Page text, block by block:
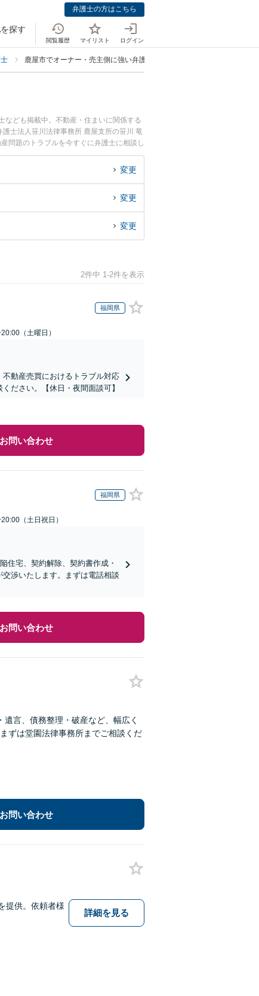
弁護士の方はこちら
探す
閲覧履歴 マイリスト ログイン
鹿屋市でオーナー・売主側に強い弁護士
なども掲載中。不動産・住まいに関係する
士法人笹川法律事務所 鹿屋支所の笹川 竜
問題のトラブルを今すぐに弁護士に相談し
不動産問題を法律相談できる鹿屋市内の弁
変更
変更
変更
2件中 1-2件を表示
福岡県
（土曜日）
不動産売買におけるトラブル対応
ださい。【休日・夜間面談可】
問い合わせ
福岡県
（土日祝日）
住宅、契約解除、契約書作成・
渉いたします。まずは電話相談
問い合わせ
言、債務整理・破産など、幅広く
ずは堂園法律事務所までご相談くだ
問い合わせ
提供。依頼者様
詳細を見る